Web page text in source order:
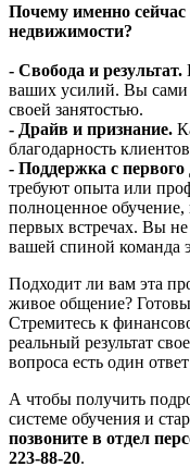
Почему именно сейчас
недвижимости?
- Свобода и результат.
ваших усилий. Вы сами
своей занятостью.
- Драйв и признание.
благодарность
- Поддержка с первого
требуют опыта или
полноценное обучение,
первых встречах. Вы не
вашей спиной команда
Подходит ли вам эта
живое общение? Готовы
Стремитесь к
реальный результат
вопроса есть один
А чтобы получить
системе обучения и
позвоните в отдел
223-88-20.